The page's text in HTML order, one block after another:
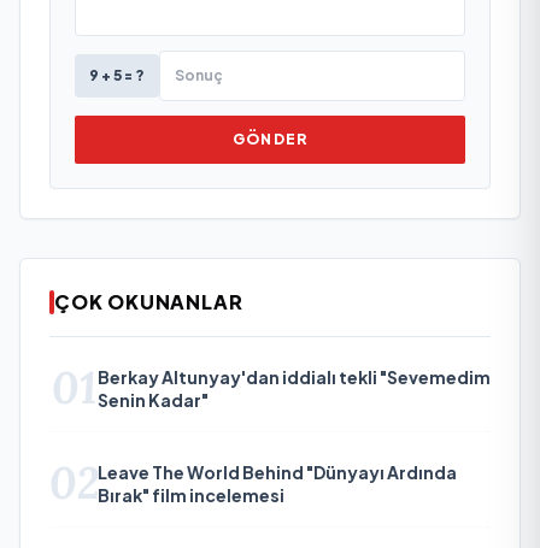
9 + 5 = ?
GÖNDER
ÇOK OKUNANLAR
01 Berkay Altunyay'dan iddialı tekli "Sevemedim
Senin Kadar"
02Leave The World Behind "Dünyayı Ardında
Bırak" film incelemesi